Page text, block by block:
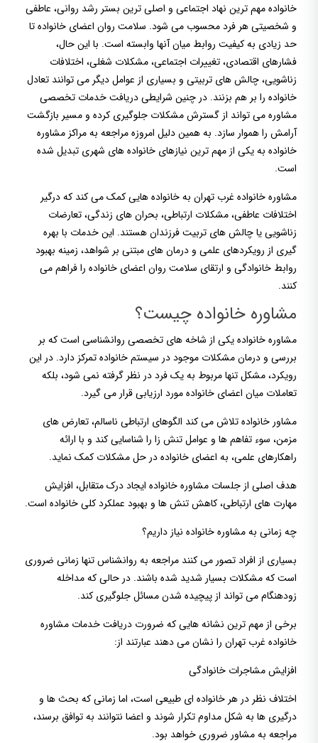
خانواده مهم ترین نهاد اجتماعی و اصلی ترین بستر رشد روانی، عاطفی
و شخصیتی هر فرد محسوب می شود. سلامت روان اعضای خانواده تا
حد زیادی به کیفیت روابط میان آنها وابسته است. با این حال،
فشارهای اقتصادی، تغییرات اجتماعی، مشکلات شغلی، اختلافات
زناشویی، چالش های تربیتی و بسیاری از عوامل دیگر می توانند تعادل
خانواده را بر هم بزنند. در چنین شرایطی دریافت خدمات تخصصی
مشاوره می تواند از گسترش مشکلات جلوگیری کرده و مسیر بازگشت
آرامش را هموار سازد. به همین دلیل امروزه مراجعه به مراکز مشاوره
خانواده به یکی از مهم ترین نیازهای خانواده های شهری تبدیل شده
است.
مشاوره خانواده غرب تهران به خانواده هایی کمک می کند که درگیر
اختلافات عاطفی، مشکلات ارتباطی، بحران های زندگی، تعارضات
زناشویی یا چالش های تربیت فرزندان هستند. این خدمات با بهره
گیری از رویکردهای علمی و درمان های مبتنی بر شواهد، زمینه بهبود
روابط خانوادگی و ارتقای سلامت روان اعضای خانواده را فراهم می
کنند.
مشاوره خانواده چیست؟
مشاوره خانواده یکی از شاخه های تخصصی روانشناسی است که بر
بررسی و درمان مشکلات موجود در سیستم خانواده تمرکز دارد. در این
رویکرد، مشکل تنها مربوط به یک فرد در نظر گرفته نمی شود، بلکه
تعاملات میان اعضای خانواده مورد ارزیابی قرار می گیرد.
مشاور خانواده تلاش می کند الگوهای ارتباطی ناسالم، تعارض های
مزمن، سوء تفاهم ها و عوامل تنش زا را شناسایی کند و با ارائه
راهکارهای علمی، به اعضای خانواده در حل مشکلات کمک نماید.
هدف اصلی از جلسات مشاوره خانواده ایجاد درک متقابل، افزایش
مهارت های ارتباطی، کاهش تنش ها و بهبود عملکرد کلی خانواده است.
چه زمانی به مشاوره خانواده نیاز داریم؟
بسیاری از افراد تصور می کنند مراجعه به روانشناس تنها زمانی ضروری
است که مشکلات بسیار شدید شده باشند. در حالی که مداخله
زودهنگام می تواند از پیچیده شدن مسائل جلوگیری کند.
برخی از مهم ترین نشانه هایی که ضرورت دریافت خدمات مشاوره
خانواده غرب تهران را نشان می دهند عبارتند از:
افزایش مشاجرات خانوادگی
اختلاف نظر در هر خانواده ای طبیعی است، اما زمانی که بحث ها و
درگیری ها به شکل مداوم تکرار شوند و اعضا نتوانند به توافق برسند،
مراجعه به مشاور ضروری خواهد بود.